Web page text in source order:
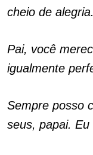
cheio de alegria.
Pai, você
igualmente
Sempre posso
seus, papai.